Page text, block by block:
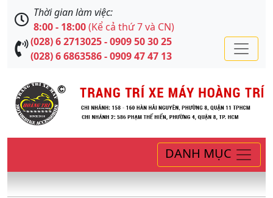
Thời gian làm việc:
8:00 - 18:00(Kể cả thứ 7 và CN)
(028) 6 2713025 - 0909 50 30 25
(028) 6 6863586 - 0909 47 47 13
DANH MỤC